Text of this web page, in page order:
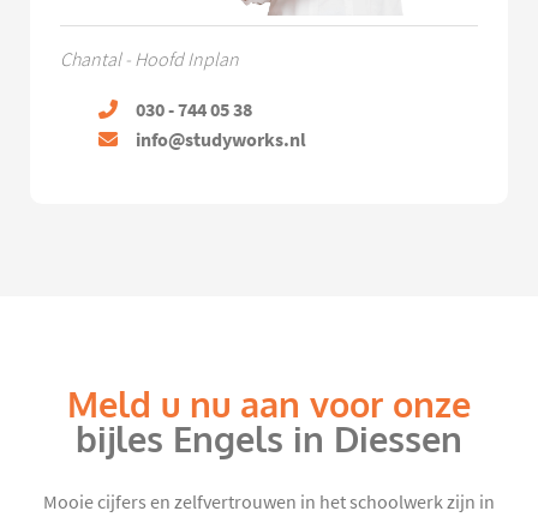
Chantal - Hoofd Inplan
030 - 744 05 38
info@studyworks.nl
Meld u nu aan voor onze
bijles Engels in Diessen
Mooie cijfers en zelfvertrouwen in het schoolwerk zijn in